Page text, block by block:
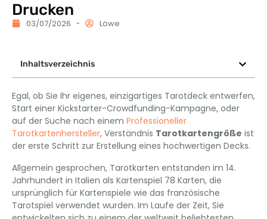
Drucken
03/07/2026 Löwe
Inhaltsverzeichnis
Egal, ob Sie Ihr eigenes, einzigartiges Tarotdeck entwerfen,
Start einer Kickstarter-Crowdfunding-Kampagne, oder
auf der Suche nach einem Professioneller
Tarotkartenhersteller, Verständnis Tarotkartengröße ist
der erste Schritt zur Erstellung eines hochwertigen Decks.
Allgemein gesprochen, Tarotkarten entstanden im 14.
Jahrhundert in Italien als Kartenspiel 78 Karten, die
ursprünglich für Kartenspiele wie das französische
Tarotspiel verwendet wurden. Im Laufe der Zeit, Sie